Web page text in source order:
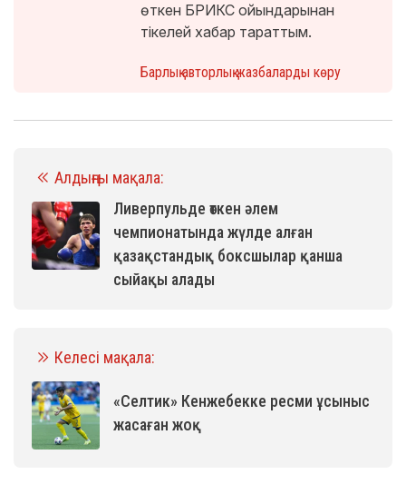
өткен БРИКС ойындарынан
тікелей хабар тараттым.
Барлық авторлық жазбаларды көру
Алдыңғы мақала:
Ливерпульде өткен әлем
чемпионатында жүлде алған
қазақстандық боксшылар қанша
сыйақы алады
Келесі мақала:
«Селтик» Кенжебекке ресми ұсыныс
жасаған жоқ